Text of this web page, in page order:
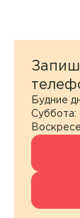
Будние
Суббота:
Бахтина
Белоусова
Бибина
Биркова
Капельницы